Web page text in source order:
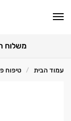
משלוח
עמוד הבית / טיפוח